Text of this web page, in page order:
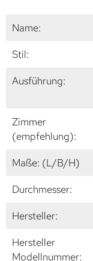
Name:
Stil:
Ausführung:
Zimmer
(empfehlung):
Maße: (L/B/H)
Durchmesser:
Hersteller:
Hersteller
Modellnummer: